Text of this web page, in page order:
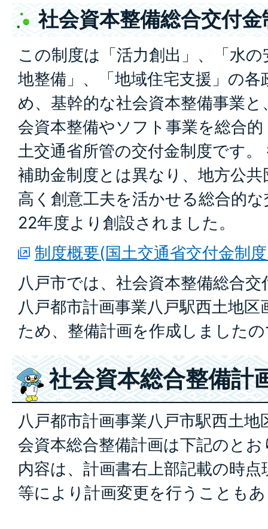
社会資本整備総合交付
この制度は「活力創出」、「水
地整備」、「地域住宅支援」の
め、基幹的な社会資本整備事業
会資本整備やソフト事業を総合
土交通省所管の交付金制度です
補助金制度とは異なり、地方公
高く創意工夫を活かせる総合的
22年度より創設されました。
制度概要(国土交通省交付金制
八戸市では、社会資本整備総合
八戸都市計画事業八戸駅西土地
ため、整備計画を作成しました
社会資本総合整備計
八戸都市計画事業八戸市駅西土
会資本総合整備計画は下記のと
内容は、計画書右上部記載の時
等により計画変更を行うことも